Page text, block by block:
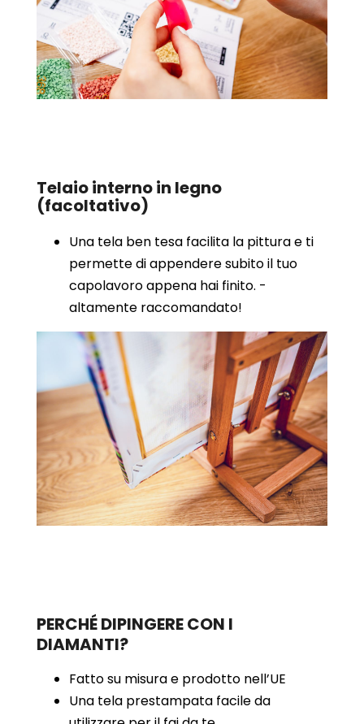
Telaio interno in legno
(facoltativo)
Una tela ben tesa facilita la pittura e ti
permette di appendere subito il tuo
capolavoro appena hai finito. -
altamente raccomandato!
PERCHÉ DIPINGERE CON I
DIAMANTI?
Fatto su misura e prodotto nell’UE
Una tela prestampata facile da